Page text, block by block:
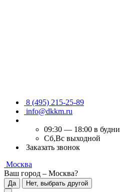
8 (495) 215-25-89
info@dkkm.ru
09:30 — 18:00 в будни
Сб,Вс выходной
Заказать звонок
Москва
Ваш город – Москва?
Да Нет, выбрать другой